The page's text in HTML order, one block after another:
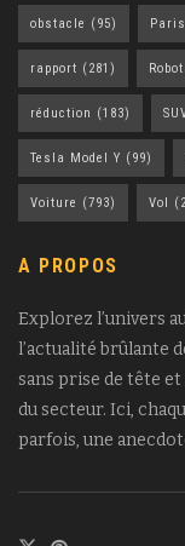
obstacle (95) Paris
rapport (281)
réduction (183)
Tesla Model Y (99)
Voiture (793) Vol
A PROPOS
Explorez l’univers
l’actualité brûlante
sans prise de tête
du secteur. Ici,
parfois, une